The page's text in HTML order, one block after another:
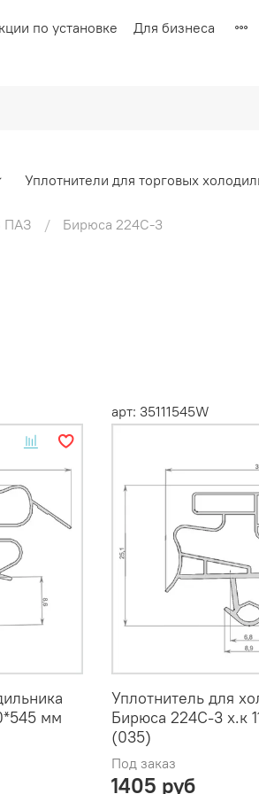
по установке Для бизнеса
Уплотнители для торговых
ПАЗ Бирюса 224С-3
мм
арт: 35111545W
Уплотнитель для
Бирюса 224С-3 х.к
(035)
Под заказ
1405 руб